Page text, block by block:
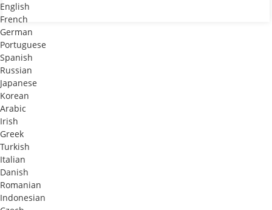
English
French
German
Portuguese
Spanish
Russian
Japanese
Korean
Arabic
Irish
Greek
Turkish
Italian
Danish
Romanian
Indonesian